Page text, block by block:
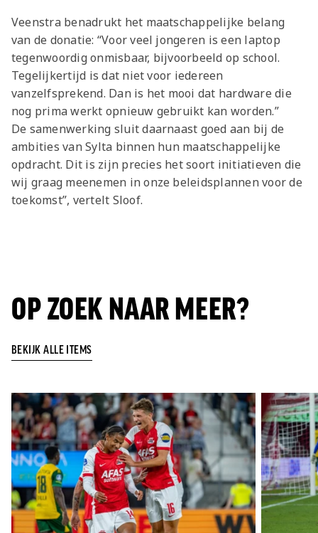
Veenstra benadrukt het maatschappelijke belang
van de donatie: “Voor veel jongeren is een laptop
tegenwoordig onmisbaar, bijvoorbeeld op school.
Tegelijkertijd is dat niet voor iedereen
vanzelfsprekend. Dan is het mooi dat hardware die
nog prima werkt opnieuw gebruikt kan worden.”
De samenwerking sluit daarnaast goed aan bij de
ambities van Sylta binnen hun maatschappelijke
opdracht. Dit is zijn precies het soort initiatieven die
wij graag meenemen in onze beleidsplannen voor de
toekomst”, vertelt Sloof.
OP ZOEK NAAR MEER?
BEKIJK ALLE ITEMS